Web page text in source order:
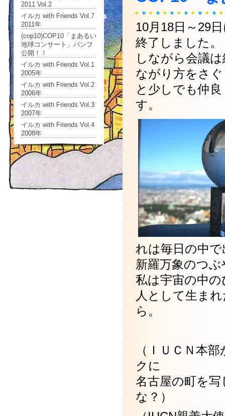
2011 Vol.2
イルカ with Friends Vol.7
2011年
(cop10)COP10「まあるい
地球コンサート」パンフ
公開！！
イルカ with Friends Vol.1
2005年
イルカ with Friends Vol.2
2006年
イルカ with Friends Vol.3
2007年
イルカ with Friends Vol.4
2008年
10月18日～29
終了しました
しながら会議
ながり方をさ
と少しでも仲
す。
れは毎日の中
新羅万象のつ
私は宇宙の中
人として生ま
ら。
（ＩＵＣＮ本
クに
名古屋の町を
な？）